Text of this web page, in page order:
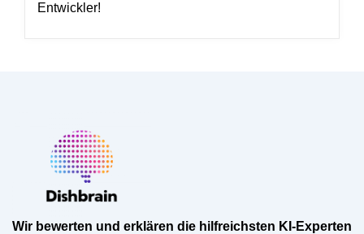
Entwickler!
Wir bewerten und erklären die hilfreichsten KI-Experten